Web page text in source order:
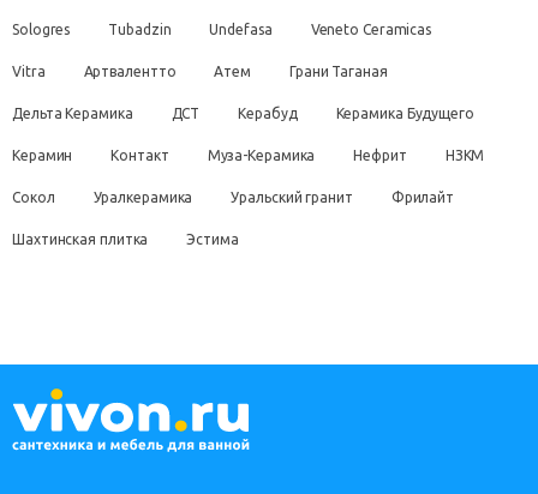
Sologres Tubadzin Undefasa Veneto Ceramicas
Vitra Артвалентто Атем Грани Таганая
Дельта Керамика ДСТ Керабуд Керамика Будущего
Керамин Контакт Муза-Керамика Нефрит НЗКМ
Сокол Уралкерамика Уральский гранит Фрилайт
Шахтинская плитка Эстима